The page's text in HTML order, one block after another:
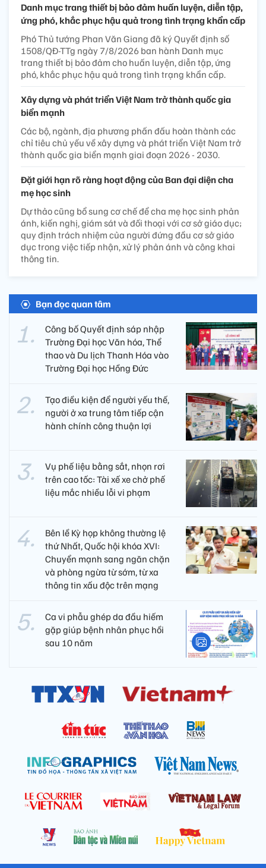
Danh mục trang thiết bị bảo đảm huấn luyện, diễn tập,
ứng phó, khắc phục hậu quả trong tình trạng khẩn cấp
Phó Thủ tướng Phan Văn Giang đã ký Quyết định số
1508/QĐ-TTg ngày 7/8/2026 ban hành Danh mục
trang thiết bị bảo đảm cho huấn luyện, diễn tập, ứng
phó, khắc phục hậu quả trong tình trạng khẩn cấp.
Xây dựng và phát triển Việt Nam trở thành quốc gia
biển mạnh
Các bộ, ngành, địa phương phấn đấu hoàn thành các
chỉ tiêu chủ yếu về xây dựng và phát triển Việt Nam trở
thành quốc gia biển mạnh giai đoạn 2026 - 2030.
Đặt giới hạn rõ ràng hoạt động của Ban đại diện cha
mẹ học sinh
Dự thảo cũng bổ sung cơ chế để cha mẹ học sinh phản
ánh, kiến nghị, giám sát và đối thoại với cơ sở giáo dục;
quy định trách nhiệm của người đứng đầu cơ sở giáo
dục trong việc tiếp nhận, xử lý phản ánh và công khai
thông tin.
Bạn đọc quan tâm
Công bố Quyết định sáp nhập
Trường Đại học Văn hóa, Thể
thao và Du lịch Thanh Hóa vào
Trường Đại học Hồng Đức
Tạo điều kiện để người yếu thế,
người ở xa trung tâm tiếp cận
hành chính công thuận lợi
Vụ phế liệu bằng sắt, nhọn rơi
trên cao tốc: Tài xế xe chở phế
liệu mắc nhiều lỗi vi phạm
Bên lề Kỳ họp không thường lệ
thứ Nhất, Quốc hội khóa XVI:
Chuyển mạnh sang ngăn chặn
và phòng ngừa từ sớm, từ xa
thông tin xấu độc trên mạng
Ca vi phẫu ghép da đầu hiếm
gặp giúp bệnh nhân phục hồi
sau 10 năm